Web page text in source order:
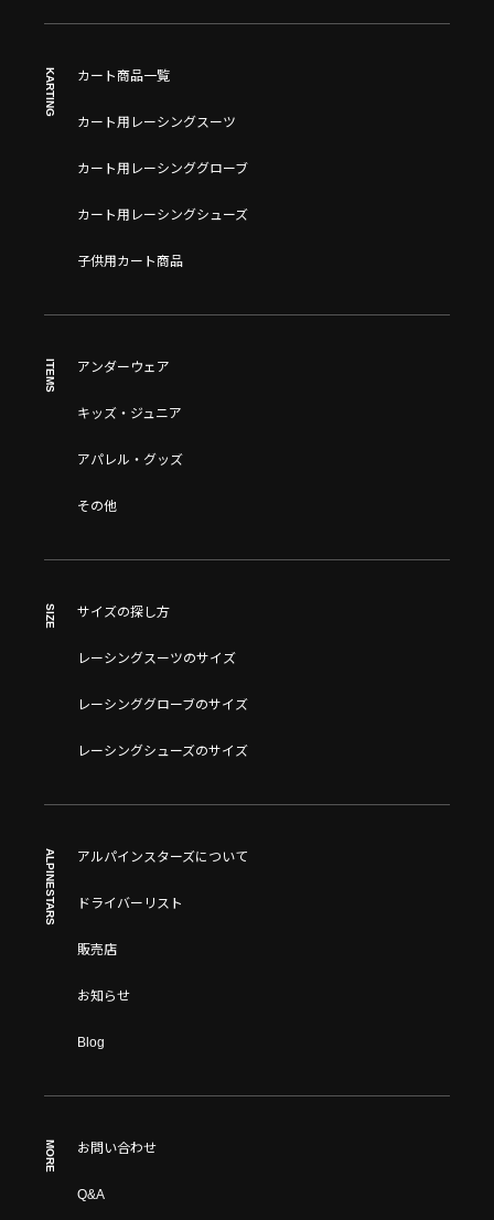
KARTING カート商品一覧
カート用レーシングスーツ
カート用レーシンググローブ
カート用レーシングシューズ
子供用カート商品
ITEMS アンダーウェア
キッズ・ジュニア
アパレル・グッズ
その他
SIZE サイズの探し方
レーシングスーツのサイズ
レーシンググローブのサイズ
レーシングシューズのサイズ
ALPINESTARS アルパインスターズについて
ドライバーリスト
販売店
お知らせ
Blog
MORE お問い合わせ
Q&A